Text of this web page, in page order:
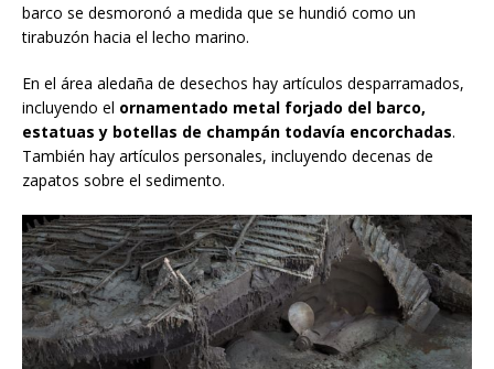
barco se desmoronó a medida que se hundió como un
tirabuzón hacia el lecho marino.
En el área aledaña de desechos hay artículos desparramados,
incluyendo el ornamentado metal forjado del barco,
estatuas y botellas de champán todavía encorchadas.
También hay artículos personales, incluyendo decenas de
zapatos sobre el sedimento.